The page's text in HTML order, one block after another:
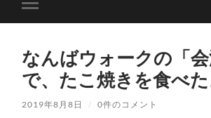
モ
バ
メ
ニ
ュ
ー
を
なんばウォークの「会
で、たこ焼きを食べた
2019年8月8日 / 0件のコメント